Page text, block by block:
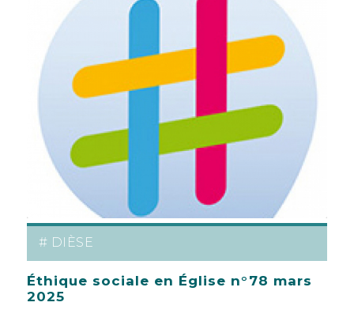
# DIÈSE
Éthique sociale en Église n°78 mars
2025